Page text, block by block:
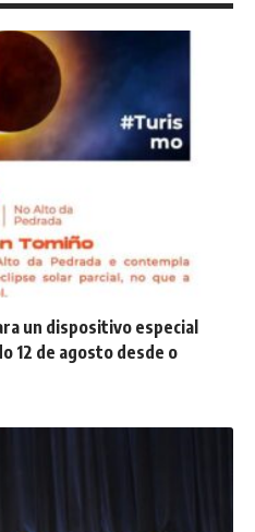
un dispositivo especial
12 de agosto desde o